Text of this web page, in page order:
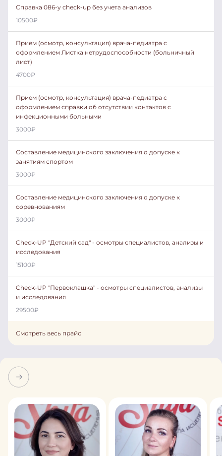
Справка 086-у check-up без учета анализов
10500₽
Прием (осмотр, консультация) врача-педиатра с
оформлением Листка нетрудоспособности (больничный
лист)
4700₽
Прием (осмотр, консультация) врача-педиатра с
оформлением справки об отсутствии контактов с
инфекционными больными
3000₽
Составление медицинского заключения о допуске к
занятиям спортом
3000₽
Составление медицинского заключения о допуске к
соревнованиям
3000₽
Check-UP "Детский сад" - осмотры специалистов, анализы и
исследования
15100₽
Check-UP "Первоклашка" - осмотры специалистов, анализы
и исследования
29500₽
Смотреть весь прайс